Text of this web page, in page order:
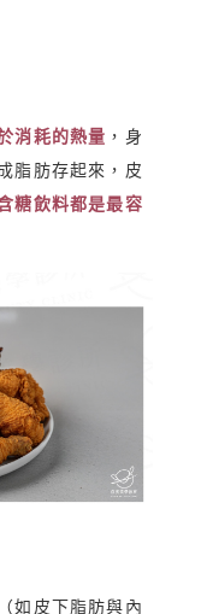
消耗的熱量 ，身
脂肪存起來，皮
糖飲料都是最容
如皮下脂肪與內